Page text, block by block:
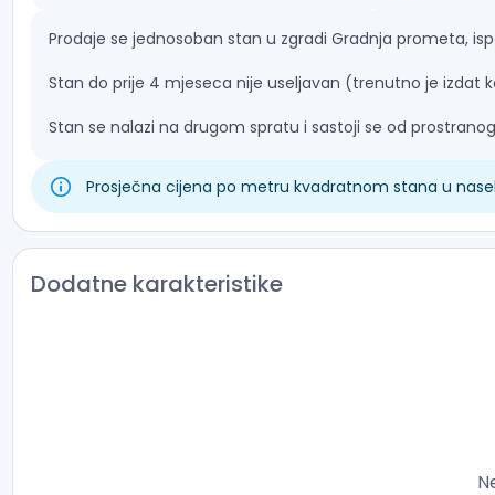
Prodaje se jednosoban stan u zgradi Gradnja prometa,
Stan do prije 4 mjeseca nije useljavan (trenutno je izdat
Stan se nalazi na drugom spratu i sastoji se od
Stan se prodaje prazan (kupatilo je opremljeno i
poštuje ugovornu obavezu zakupa do jula 2026 godine.
zgrade. Parking u podrumu je obezbijeđen ulaznim
Prosječna cijena po metru kvadratnom stana u
Dodatne karakteristike